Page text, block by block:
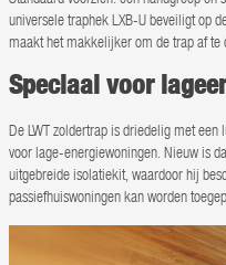
universele traphek LXB-U beveiligt op
maakt het makkelijker om de trap af te
Speciaal voor
De LWT zoldertrap is driedelig met
voor lage-energiewoningen. Nieuw is
uitgebreide isolatiekit, waardoor hij
passiefhuiswoningen kan worden